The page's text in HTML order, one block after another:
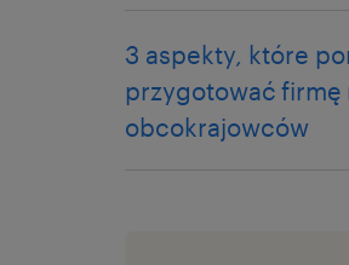
3 aspekty, które
przygotować firmę
obcokrajowców